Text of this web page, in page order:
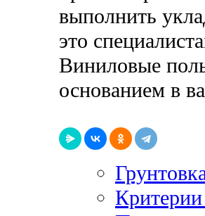
выполнить
это
Виниловые
основанием в
Критерии